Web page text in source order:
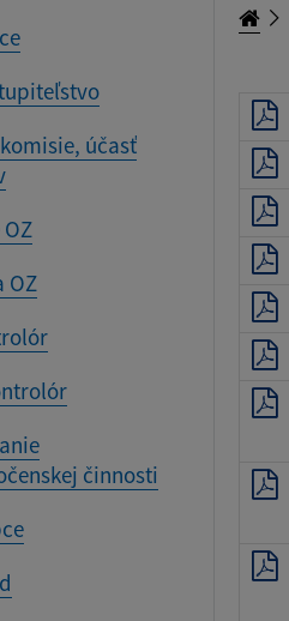
účasť
OZ
činnosti